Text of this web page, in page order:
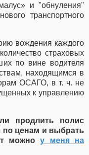
и "обнуления"
транспортного
вождения каждого
страховых
по вине водителя
находящимся в
ОСАГО, в т. ч. не
к управлению
продлить полис
ценам и выбрать
можноу меня на